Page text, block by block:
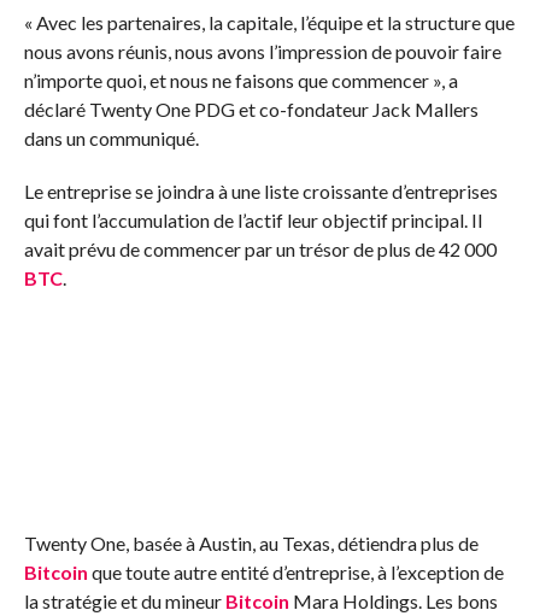
« Avec les partenaires, la capitale, l’équipe et la structure que
nous avons réunis, nous avons l’impression de pouvoir faire
n’importe quoi, et nous ne faisons que commencer », a
déclaré Twenty One PDG et co-fondateur Jack Mallers
dans un communiqué.
Leentreprisese joindra à une liste croissante d’entreprises
qui font l’accumulation de l’actif leur objectif principal. Il
avait prévu de commencer par un trésor de plus de 42 000
BTC.
Twenty One, basée à Austin, au Texas, détiendra plus de
Bitcoin que toute autre entité d’entreprise, à l’exception de
la stratégie et du mineur Bitcoin Mara Holdings. Les bons